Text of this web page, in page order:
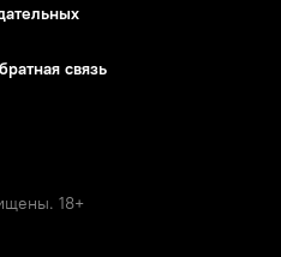
связь
18+